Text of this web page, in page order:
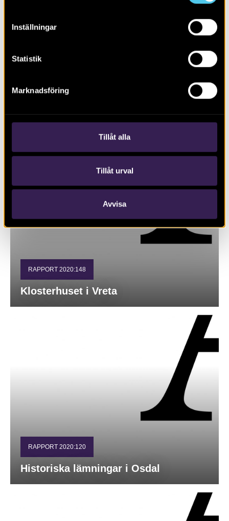
Inställningar
Statistik
Marknadsföring
Tillåt alla
Tillåt urval
Avvisa
Krokeks kyrka, Kolmården
RAPPORT 2020:148
Klosterhuset i Vreta
RAPPORT 2020:120
Historiska lämningar i Osdal